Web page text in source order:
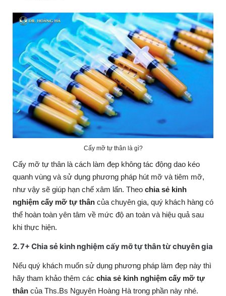
Cấy mỡ tự thân là gì?
Cấy mỡ tự thân là cách làm đẹp không tác động dao kéo
quanh vùng và sử dụng phương pháp hút mỡ và tiêm mỡ,
như vậy sẽ giúp hạn chế xâm lấn. Theo chia sẻ kinh
nghiệm cấy mỡ tự thân của chuyên gia, quý khách hàng có
thể hoàn toàn yên tâm về mức độ an toàn và hiệu quả sau
khi thực hiện.
2. 7+ Chia sẻ kinh nghiệm cấy mỡ tự thân từ chuyên gia
Nếu quý khách muốn sử dụng phương pháp làm đẹp này thì
hãy tham khảo thêm các chia sẻ kinh nghiệm cấy mỡ tự
thân của Ths.Bs Nguyên Hoàng Hà trong phần này nhé.